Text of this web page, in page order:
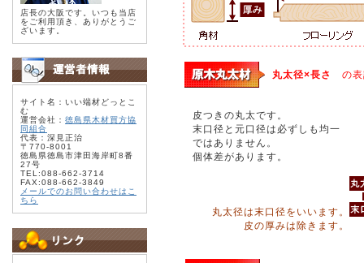
店長の大阪です。いつも当店
をご利用頂き、ありがとうご
ざいます。
サイト名：いい端材どっとこ
む
運営会社： 徳島県木材買方協
同組合
代表：深見正治
〒770-8001
徳島県徳島市津田海岸町8番
27号
TEL:088-662-3714
FAX:088-662-3849
メールでのお問い合わせはこ
ちら
丸太径×長さ の表
皮つきの丸太です。
末口径と元口径は必ずしも均一
ではありません。
個体差があります。
丸太径は末口径をいいます。
皮の厚みは除きます。